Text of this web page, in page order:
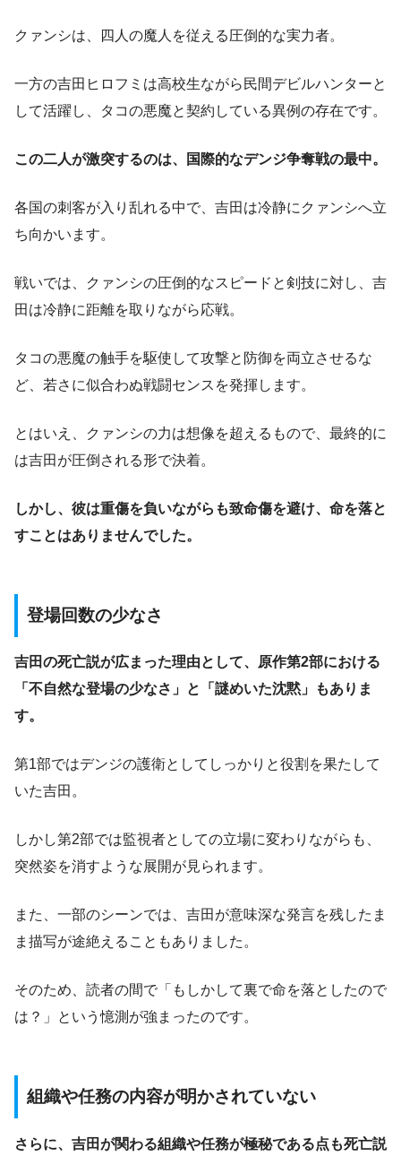
クァンシは、四人の魔人を従える圧倒的な実力者。
一方の吉田ヒロフミは高校生ながら民間デビルハンターと
して活躍し、タコの悪魔と契約している異例の存在です。
この二人が激突するのは、国際的なデンジ争奪戦の最中。
各国の刺客が入り乱れる中で、吉田は冷静にクァンシへ立
ち向かいます。
戦いでは、クァンシの圧倒的なスピードと剣技に対し、吉
田は冷静に距離を取りながら応戦。
タコの悪魔の触手を駆使して攻撃と防御を両立させるな
ど、若さに似合わぬ戦闘センスを発揮します。
とはいえ、クァンシの力は想像を超えるもので、最終的に
は吉田が圧倒される形で決着。
しかし、彼は重傷を負いながらも致命傷を避け、命を落と
すことはありませんでした。
登場回数の少なさ
吉田の死亡説が広まった理由として、原作第2部における
「不自然な登場の少なさ」と「謎めいた沈黙」もありま
す。
第1部ではデンジの護衛としてしっかりと役割を果たして
いた吉田。
しかし第2部では監視者としての立場に変わりながらも、
突然姿を消すような展開が見られます。
また、一部のシーンでは、吉田が意味深な発言を残したま
ま描写が途絶えることもありました。
そのため、読者の間で「もしかして裏で命を落としたので
は？」という憶測が強まったのです。
組織や任務の内容が明かされていない
さらに、吉田が関わる組織や任務が極秘である点も死亡説